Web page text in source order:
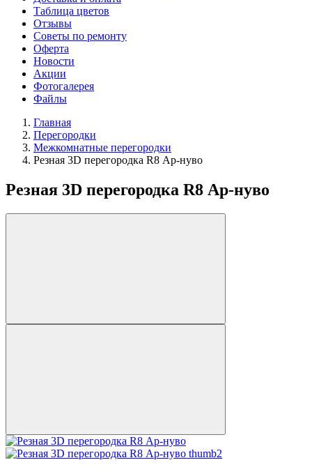
Таблица цветов
Отзывы
Советы по ремонту
Оферта
Новости
Акции
Фотогалерея
Файлы
Главная
Перегородки
Межкомнатные перегородки
Резная 3D перегородка R8 Ар-нуво
Резная 3D перегородка R8 Ар-нуво